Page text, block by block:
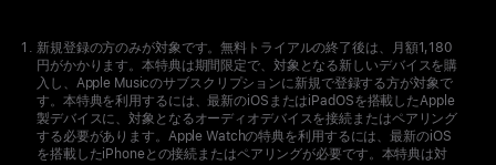
Footer
新規登録の方のみが対象です。無料トライアルの終了後は、月額1,180
円がかかります。本特典は期間限定で、対象となる新しいデバイスを購
入し、Apple Musicのサブスクリプションに新規で登録する方が対象で
す。本特典を利用するには、最新のiOSまたはiPadOSを搭載したApple
製デバイスに、対象となるオーディオデバイスを接続またはペアリング
する必要があります。Apple Watchの特典を利用するには、最新のiOS
を搭載したiPhoneとの接続またはペアリングが必要です。本特典は対